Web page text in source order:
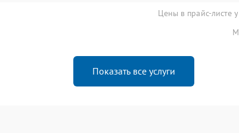
Цены в прайс-листе
Показать все услуги